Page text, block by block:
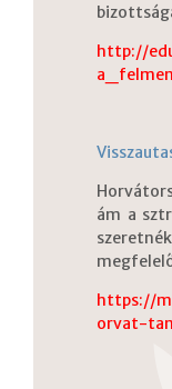
http://
ám a
https://
orvat-